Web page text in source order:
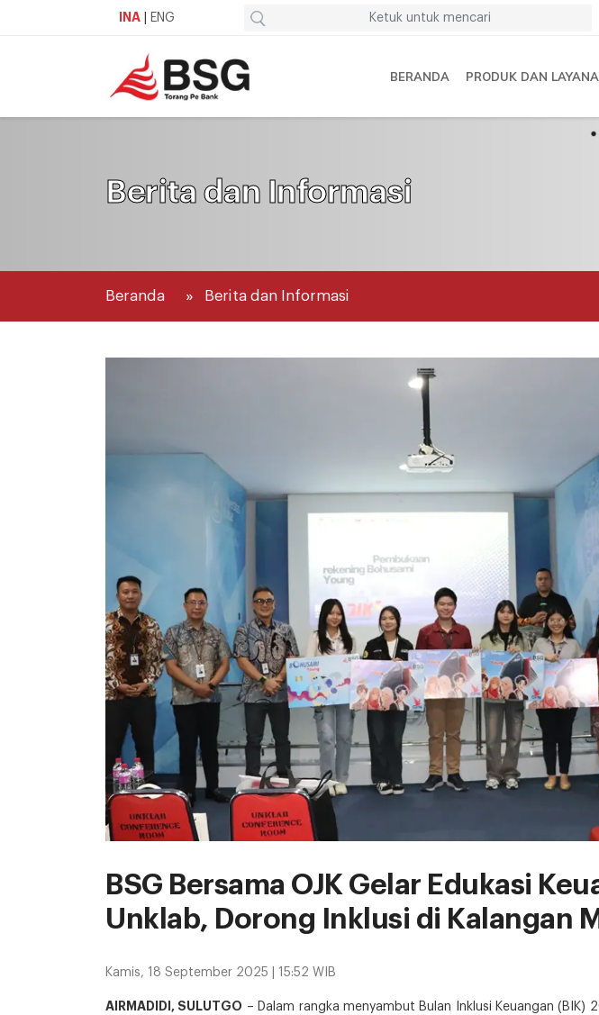
INA ENG
BERANDA PRODUK DAN
Berita dan Informasi
Beranda Berita dan Informasi
BSG Bersama OJK Gelar Edukasi
Unklab, Dorong Inklusi di Kalangan
Kamis, 18 September 2025 | 15:52 WIB
AIRMADIDI, SULUTGO – Dalam rangka menyambut Bulan Inklusi Keuangan (BIK)